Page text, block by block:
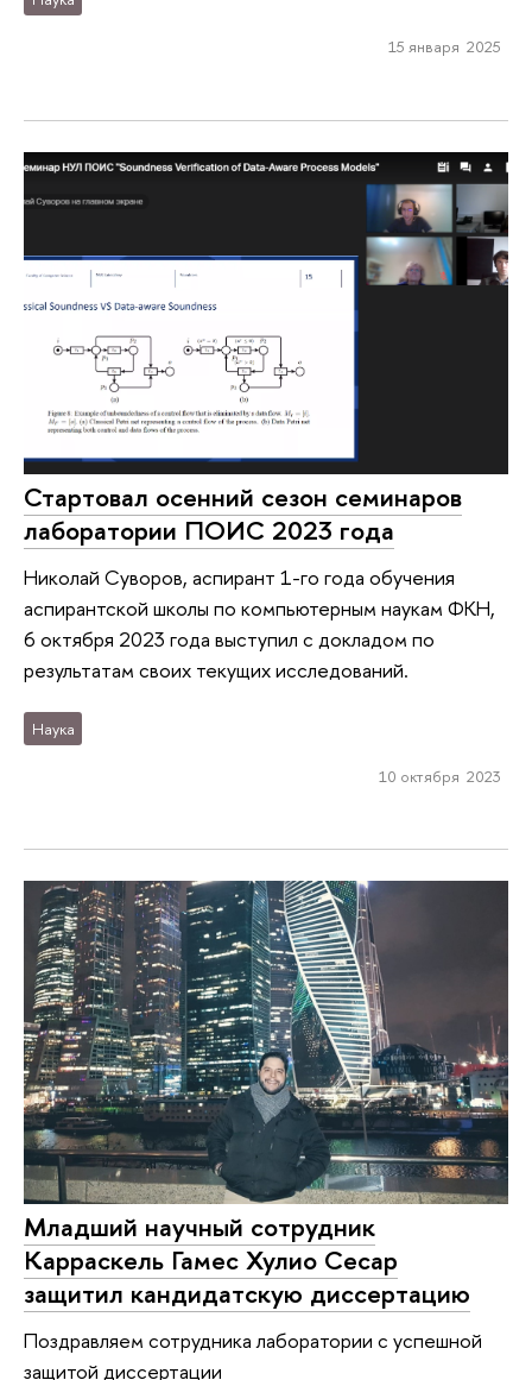
15 января 2025
Стартовал осенний сезон семинаров
лаборатории ПОИС 2023 года
Николай Суворов, аспирант 1-го года обучения
аспирантской школы по компьютерным наукам ФКН,
6 октября 2023 года выступил с докладом по
результатам своих текущих исследований.
Наука
10 октября 2023
Младший научный сотрудник
Карраскель Гамес Хулио Сесар
защитил кандидатскую диссертацию
Поздравляем сотрудника лаборатории с успешной
защитой диссертации